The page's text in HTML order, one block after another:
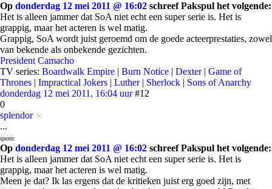
Op donderdag 12 mei 2011 @ 16:02 schreef Pakspul het volgende:
Het is alleen jammer dat SoA niet echt een super serie is. Het is
grappig, maar het acteren is wel matig.
Grappig, SoA wordt juist geroemd om de goede acteerprestaties, zowel
van bekende als onbekende gezichten.
President Camacho
TV series: Boardwalk Empire | Burn Notice | Dexter| Game of
Thrones | Impractical Jokers | Luther| Sherlock | Sons of Anarchy
donderdag 12 mei 2011, 16:04 uur #12
0
splendor
...
quote:
Op donderdag 12 mei 2011 @ 16:02 schreef Pakspul het volgende:
Het is alleen jammer dat SoA niet echt een super serie is. Het is
grappig, maar het acteren is wel matig.
Meen je dat? Ik las ergens dat de kritieken juist erg goed zijn, met